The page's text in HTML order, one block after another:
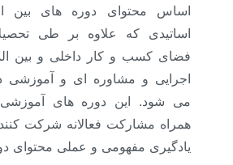
اساس محتوای دوره های بین
اساتیدی که علاوه بر طی
فضای کسب و کار داخلی و بین
اجرایی و مشاوره ای و آموزشی
می شود. این دوره های
همراه مشارکت فعالانه شرکت
یادگیری مفهومی و عملی محتوای